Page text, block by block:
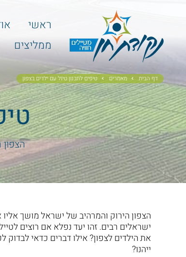
ראשי
ממליצים
דף הבית מאמרים טיפים לתכנון טיול עם ילדים בצפון
הצפון הירוק והמרהיב של ישראל מושך
ישראלים רבים. זהו יעד נפלא אם רוצים
את הילדים לצפון? אילו דברים כדאי לבדוק
ייהנו?